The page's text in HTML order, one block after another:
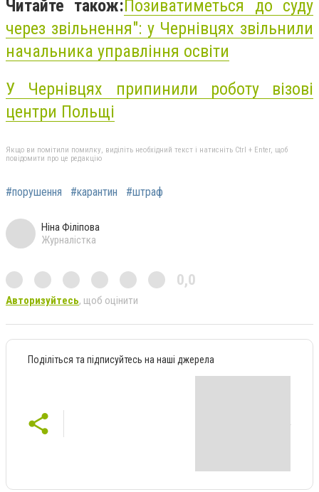
Читайте також:Позиватиметься до суду
через звільнення": у Чернівцях звільнили
начальника управління освіти
У Чернівцях припинили роботу візові
центри Польщі
Якщо ви помітили помилку, виділіть необхідний текст і натисніть Ctrl + Enter, щоб
повідомити про це редакцію
#порушення #карантин #штраф
Ніна Філіпова
Журналістка
0,0
Авторизуйтесь, щоб оцінити
Поділіться та підписуйтесь на наші джерела